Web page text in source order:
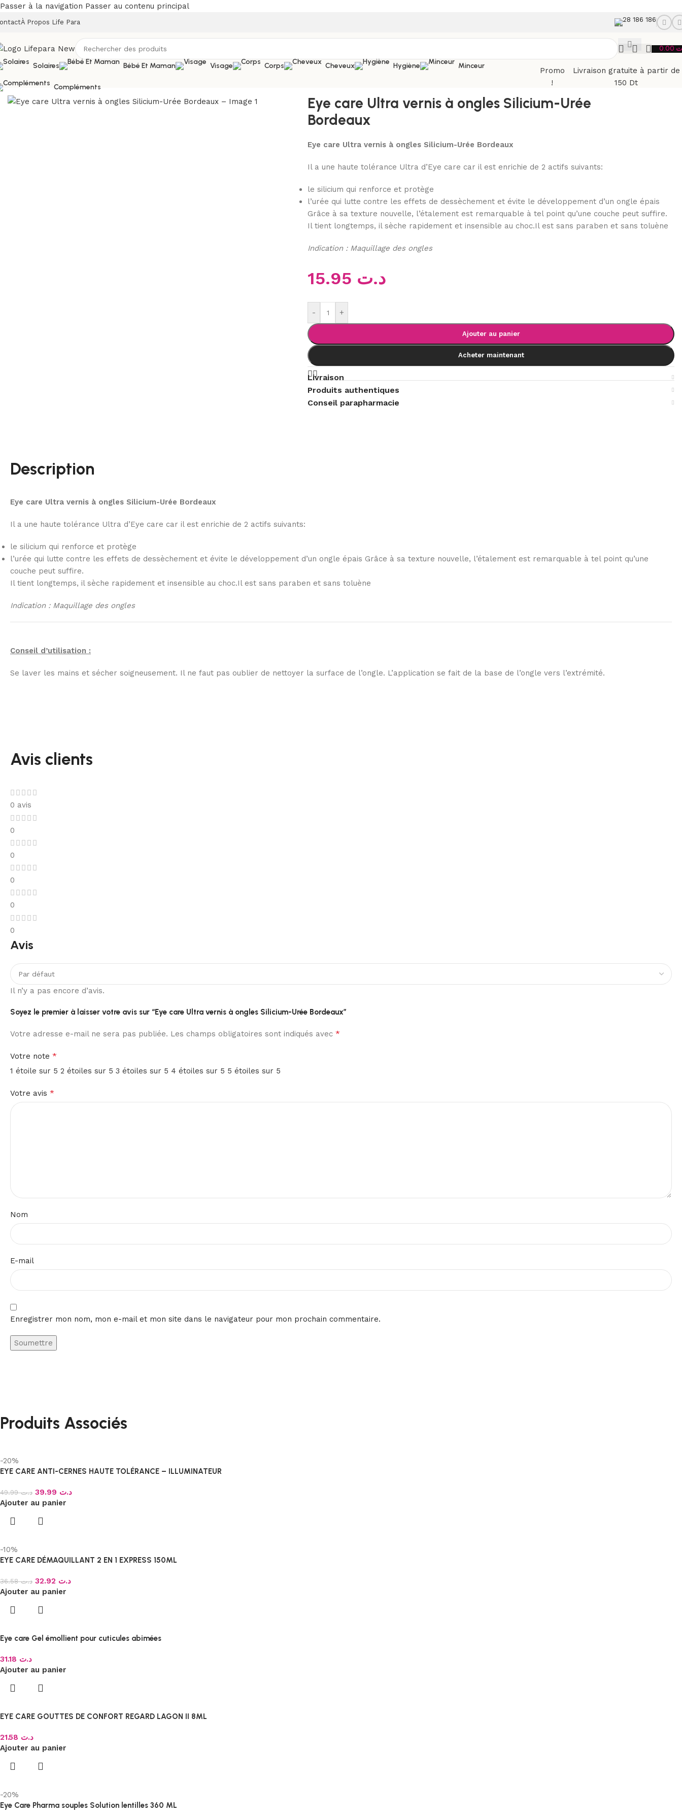
Passer à la navigation Passer au contenu principal
À Propos Life Para 28 186 186
Solaires
Bébé Et Maman Visage Corps Cheveux Hygiène Minceur
Compléments
Promo
!
Livraison gratuite à partir de
150 Dt
Accueil/Boutique/Corps/Vernis à ongles Retour aux produits
Eye care Ultra vernis à ongles Silicium-Urée
Bordeaux
Eye care Ultra vernis à ongles Silicium-Urée Bordeaux
Il a une haute tolérance Ultra d’Eye care car il est enrichie de 2 actifs suivants:
le silicium qui renforce et protège
l’urée qui lutte contre les effets de dessèchement et évite le développement d’un ongle épais
Grâce à sa texture nouvelle, l’étalement est remarquable à tel point qu’une couche peut suffire.
Il tient longtemps, il sèche rapidement et insensible au choc.Il est sans paraben et sans toluène
Indication : Maquillage des ongles
د.ت
- +
Ajouter au panier
Acheter maintenant
Livraison
Produits authentiques
Conseil parapharmacie
Description
Eye care Ultra vernis à ongles Silicium-Urée Bordeaux
Il a une haute tolérance Ultra d’Eye care car il est enrichie de 2 actifs suivants:
le silicium qui renforce et protège
l’urée qui lutte contre les effets de dessèchement et évite le développement d’un ongle épais Grâce à sa texture nouvelle, l’étalement est remarquable à tel point qu’une
couche peut suffire.
Il tient longtemps, il sèche rapidement et insensible au choc.Il est sans paraben et sans toluène
Indication : Maquillage des ongles
Conseil d’utilisation :
Se laver les mains et sécher soigneusement. Il ne faut pas oublier de nettoyer la surface de l’ongle. L’application se fait de la base de l’ongle vers l’extrémité.
Avis clients
0 avis
0
0
0
0
0
Avis
Il n’y a pas encore d’avis.
Soyez le premier à laisser votre avis sur “Eye care Ultra vernis à ongles Silicium-Urée Bordeaux”
Votre adresse e-mail ne sera pas publiée. Les champs obligatoires sont indiqués avec *
Votre note *
1 étoile sur 5 2 étoiles sur 5 3 étoiles sur 5 4 étoiles sur 5 5 étoiles sur 5
Votre avis *
Nom
E-mail
Enregistrer mon nom, mon e-mail et mon site dans le navigateur pour mon prochain commentaire.
Produits Associés
-20%
EYE CARE ANTI-CERNES HAUTE TOLÉRANCE – ILLUMINATEUR
د.ت49.99 د.ت
Ajouter au panier
-10%
EYE CARE DÉMAQUILLANT 2 EN 1 EXPRESS 150ML
د.ت36.58 د.ت
Ajouter au panier
Eye care Gel émollient pour cuticules abimées
د.ت
Ajouter au panier
EYE CARE GOUTTES DE CONFORT REGARD LAGON II 8ML
د.ت
Ajouter au panier
-20%
Eye Care Pharma souples Solution lentilles 360 ML